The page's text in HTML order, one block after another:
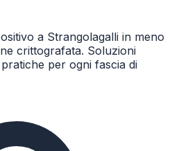
a Strangolagalli in meno
crittografata. Soluzioni
per ogni fascia di